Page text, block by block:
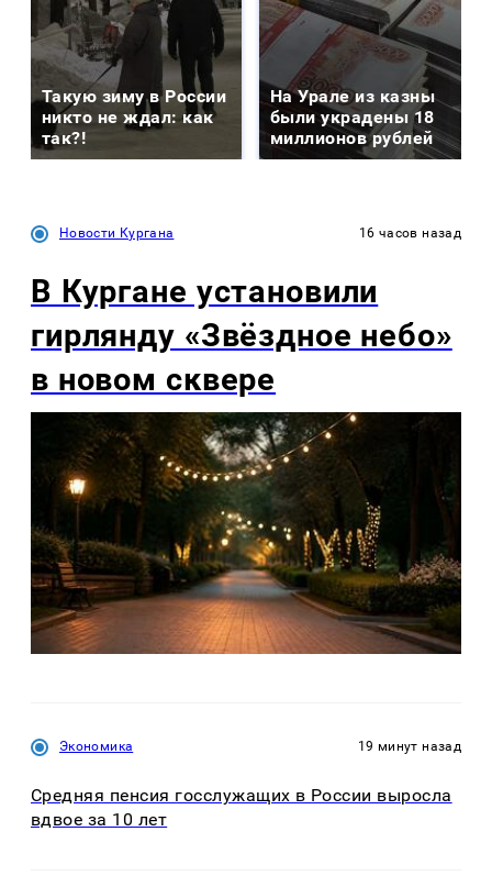
Такую зиму в России
никто не ждал: как
так?!
На Урале из казны
были украдены 18
миллионов рублей
Новости Кургана 16 часов назад
В Кургане установили
гирлянду «Звёздное небо»
в новом сквере
Экономика 19 минут назад
Средняя пенсия госслужащих в России выросла
вдвое за 10 лет